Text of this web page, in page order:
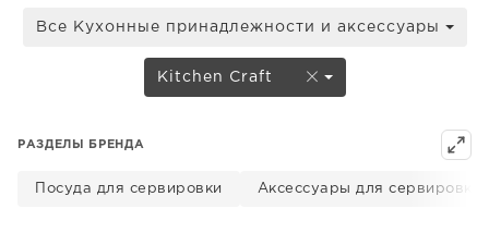
Все Кухонные принадлежности и аксессуары
Kitchen Craft
РАЗДЕЛЫ БРЕНДА
Посуда для сервировки Аксессуары для сервировки